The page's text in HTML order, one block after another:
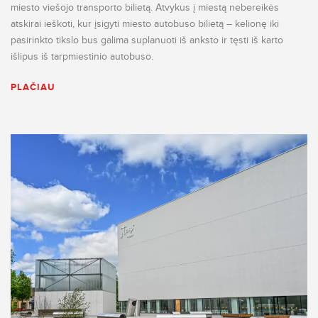
miesto viešojo transporto bilietą. Atvykus į miestą nebereikės
atskirai ieškoti, kur įsigyti miesto autobuso bilietą – kelionę iki
pasirinkto tikslo bus galima suplanuoti iš anksto ir tęsti iš karto
išlipus iš tarpmiestinio autobuso.
PLAČIAU